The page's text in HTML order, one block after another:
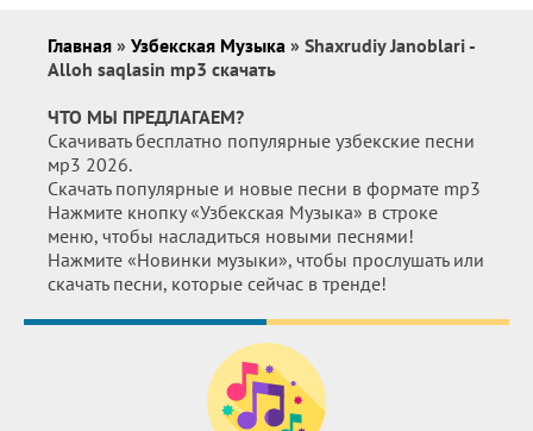
Главная » Узбекская Музыка » Shaxrudiy Janoblari -
Alloh saqlasin mp3 скачать
ЧТО МЫ ПРЕДЛАГАЕМ?
Скачивать бесплатно популярные узбекские песни
мр3 2026.
Скачать популярные и новые песни в формате mp3
Нажмите кнопку «Узбекская Музыка» в строке
меню, чтобы насладиться новыми песнями!
Нажмите «Новинки музыки», чтобы прослушать или
скачать песни, которые сейчас в тренде!